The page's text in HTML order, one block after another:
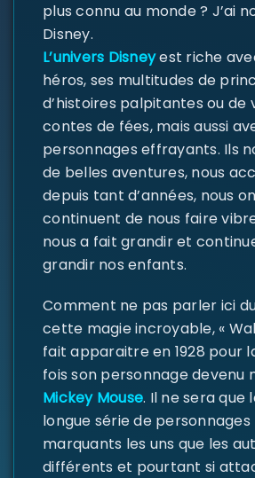
CONNECTER
ou e-mail *
de passe*
Se souvenir
SE CONNECTER
DE PASSE PERDU ?
plus connu au monde ? J’ai
Disney.
L’univers Disneyest riche
héros, ses multitudes de
d’histoires palpitantes ou de
contes de fées, mais aussi
personnages effrayants. Ils
de belles aventures, nous
depuis tant d’années, nous
continuent de nous faire
nous a fait grandir et
grandir nos enfants.
Comment ne pas parler ici
cette magie incroyable, «
fait apparaitre en 1928 pour
fois son personnage devenu
Mickey Mouse. Il ne sera que
longue série de personnages
marquants les uns que les
différents et pourtant si